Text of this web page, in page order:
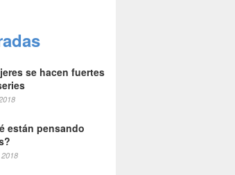
se hacen fuertes
están pensando